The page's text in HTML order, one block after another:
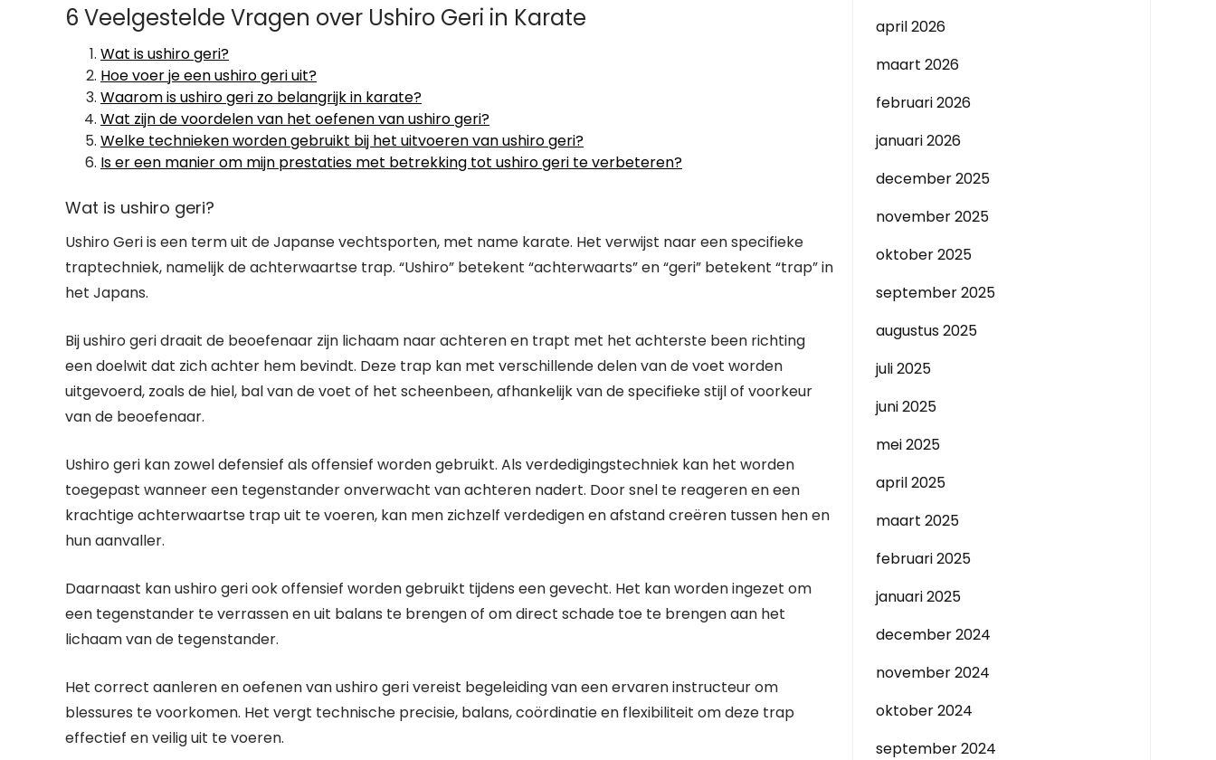
6 Veelgestelde Vragen over Ushiro Geri in Karate
Wat is ushiro geri?
Hoe voer je een ushiro geri uit?
Waarom is ushiro geri zo belangrijk in karate?
Wat zijn de voordelen van het oefenen van ushiro geri?
Welke technieken worden gebruikt bij het uitvoeren van ushiro geri?
Is er een manier om mijn prestaties met betrekking tot ushiro geri te verbeteren?
Wat is ushiro geri?
Ushiro Geri is een term uit de Japanse vechtsporten, met name karate. Het verwijst naar een specifieke
traptechniek, namelijk de achterwaartse trap. “Ushiro” betekent “achterwaarts” en “geri” betekent “trap” in
het Japans.
Bij ushiro geri draait de beoefenaar zijn lichaam naar achteren en trapt met het achterste been richting
een doelwit dat zich achter hem bevindt. Deze trap kan met verschillende delen van de voet worden
uitgevoerd, zoals de hiel, bal van de voet of het scheenbeen, afhankelijk van de specifieke stijl of voorkeur
van de beoefenaar.
Ushiro geri kan zowel defensief als offensief worden gebruikt. Als verdedigingstechniek kan het worden
toegepast wanneer een tegenstander onverwacht van achteren nadert. Door snel te reageren en een
krachtige achterwaartse trap uit te voeren, kan men zichzelf verdedigen en afstand creëren tussen hen en
hun aanvaller.
Daarnaast kan ushiro geri ook offensief worden gebruikt tijdens een gevecht. Het kan worden ingezet om
een tegenstander te verrassen en uit balans te brengen of om direct schade toe te brengen aan het
lichaam van de tegenstander.
Het correct aanleren en oefenen van ushiro geri vereist begeleiding van een ervaren instructeur om
blessures te voorkomen. Het vergt technische precisie, balans, coördinatie en flexibiliteit om deze trap
effectief en veilig uit te voeren.
april 2026
maart 2026
februari 2026
januari 2026
december 2025
november 2025
oktober 2025
september 2025
augustus 2025
juli 2025
juni 2025
mei 2025
april 2025
maart 2025
februari 2025
januari 2025
december 2024
november 2024
oktober 2024
september 2024